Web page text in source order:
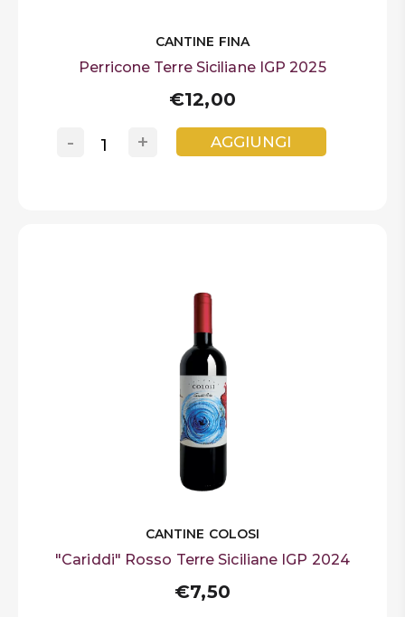
CANTINE FINA
Perricone Terre Siciliane IGP 2025
€12,00
+
- AGGIUNGI
CANTINE COLOSI
"Cariddi" Rosso Terre Siciliane IGP 2024
€7,50